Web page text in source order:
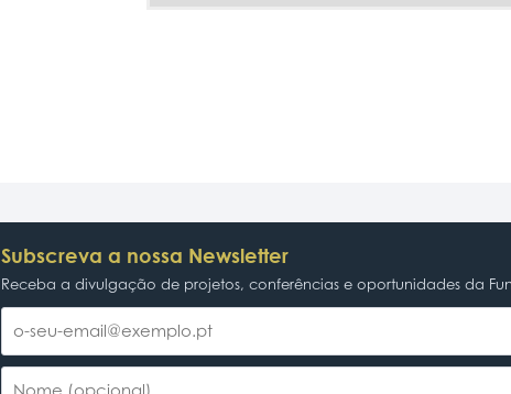
Subscreva a nossa Newsletter
Receba a divulgação de projetos, conferências e oportunidades da